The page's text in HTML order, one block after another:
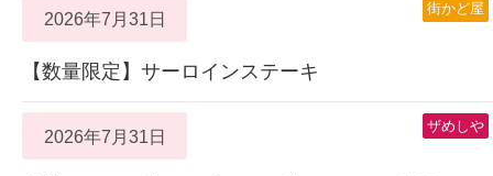
2026年7月31日 街かど屋
【数量限定】サーロインステーキ
2026年7月31日 ザめしや